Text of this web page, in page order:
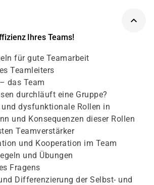
Ihres Teams!
für gute Teamarbeit
Teamleiters
das Team
durchläuft eine Gruppe?
dysfunktionale Rollen in
und Konsequenzen dieser Rollen
Teamverstärker
und Kooperation im Team
und Übungen
Fragens
Differenzierung der Selbst- und